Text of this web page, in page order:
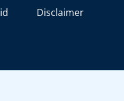
Disclaimer